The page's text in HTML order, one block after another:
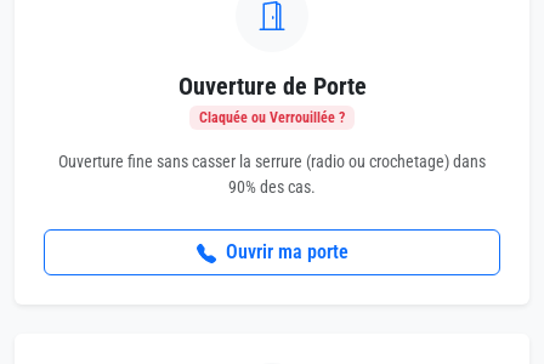
Ouverture de Porte
Claquée ou Verrouillée ?
Ouverture fine sans casser la serrure (radio ou crochetage) dans
90% des cas.
Ouvrir ma porte